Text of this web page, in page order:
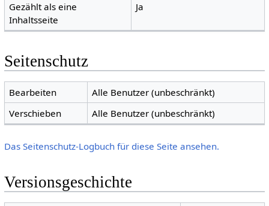
Gezählt als eine
Inhaltsseite
Ja
Seitenschutz
Bearbeiten
Alle Benutzer (unbeschränkt)
Verschieben
Alle Benutzer (unbeschränkt)
Das Seitenschutz-Logbuch für diese Seite ansehen.
Versionsgeschichte